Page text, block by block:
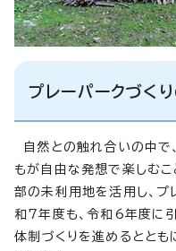
プレーパークづく
自然との触れ合いの中で
もが自由な発想で楽しむこ
部の未利用地を活用し、プ
和7年度も、令和6年度に
体制づくりを進めるととも